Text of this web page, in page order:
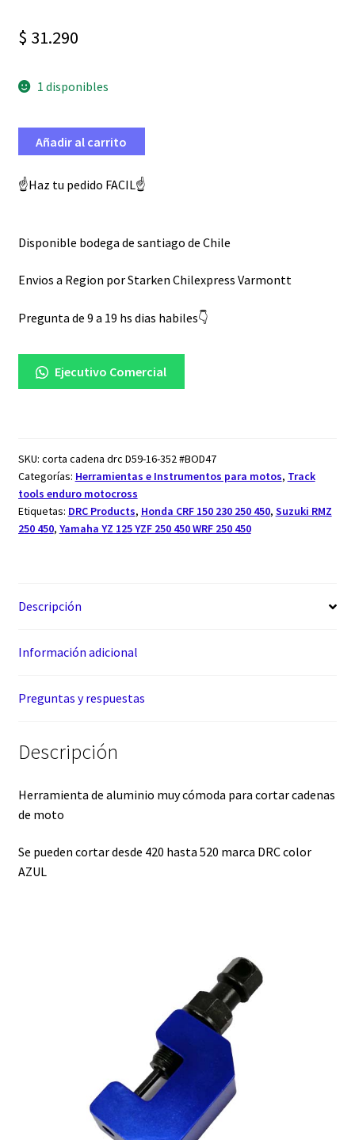
$ 31.290
1 disponibles
Añadir al carrito
☝️Haz tu pedido FACIL☝️
Disponible bodega de santiago de Chile
Envios a Region por Starken Chilexpress Varmontt
Pregunta de 9 a 19 hs dias habiles👇
Ejecutivo Comercial
SKU: corta cadena drc D59-16-352 #BOD47
Categorías: Herramientas e Instrumentos para motos, Track
tools enduro motocross
Etiquetas: DRC Products, Honda CRF 150 230 250 450, Suzuki RMZ
250 450, Yamaha YZ 125 YZF 250 450 WRF 250 450
Descripción
Información adicional
Preguntas y respuestas
Descripción
Herramienta de aluminio muy cómoda para cortar cadenas
de moto
Se pueden cortar desde 420 hasta 520 marca DRC color
AZUL